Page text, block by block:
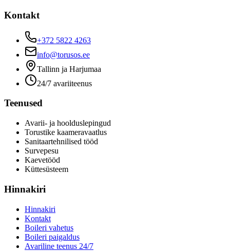
Kontakt
+372 5822 4263
info@torusos.ee
Tallinn ja Harjumaa
24/7 avariiteenus
Teenused
Avarii- ja hoolduslepingud
Torustike kaameravaatlus
Sanitaartehnilised tööd
Survepesu
Kaevetööd
​Küttesüsteem
Hinnakiri
Hinnakiri
Kontakt
Boileri vahetus
Boileri paigaldus
Avariline teenus 24/7